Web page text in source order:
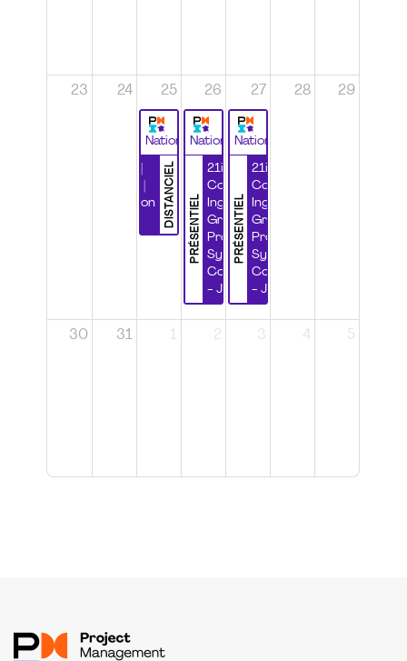
23 24 25
National
DISTANCIEL
Certification
26
National
PRÉSENTIEL
21ième
Congrès
Ingénierie
Grands
Projets et
Systèmes
Complexes
- Jour 1
27
National
PRÉSENTIEL
21ième
Congrès
Ingénierie
Grands
Projets et
Systèmes
Complexes
- Jour 2
28 29
30 31 1 2 3 4 5